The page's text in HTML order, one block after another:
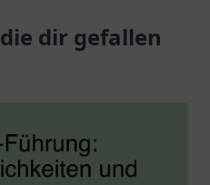
Gesundheitsprodukte
und kompetente
dir gefallen